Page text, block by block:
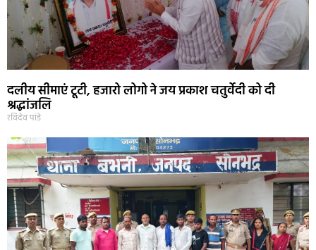
दलीय सीमाएं टूटी, हजारो लोगो ने जय प्रकाश चतुर्वेदी को दी
श्रद्धांजलि
रविदेव पांडे